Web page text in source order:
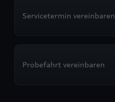
Servicetermin vereinbaren
Probefahrt vereinbaren